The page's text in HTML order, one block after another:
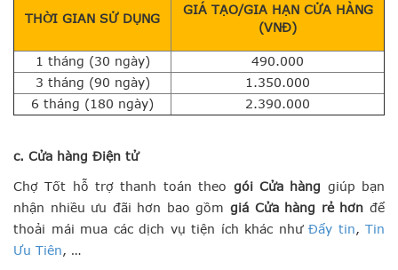
THỜI GIAN SỬ DỤNG
GIÁ TẠO/GIA HẠN CỬA HÀNG
(VNĐ)
1 tháng (30 ngày)
490.000
3 tháng (90 ngày)
1.350.000
6 tháng (180 ngày)
2.390.000
c. Cửa hàng Điện tử
Chợ Tốt hỗ trợ thanh toán theo gói Cửa hàng giúp bạn
nhận nhiều ưu đãi hơn bao gồmgiá Cửa hàng rẻ hơn để
thoải mái mua các dịch vụ tiện ích khác như Đẩy tin, Tin
Ưu Tiên, …